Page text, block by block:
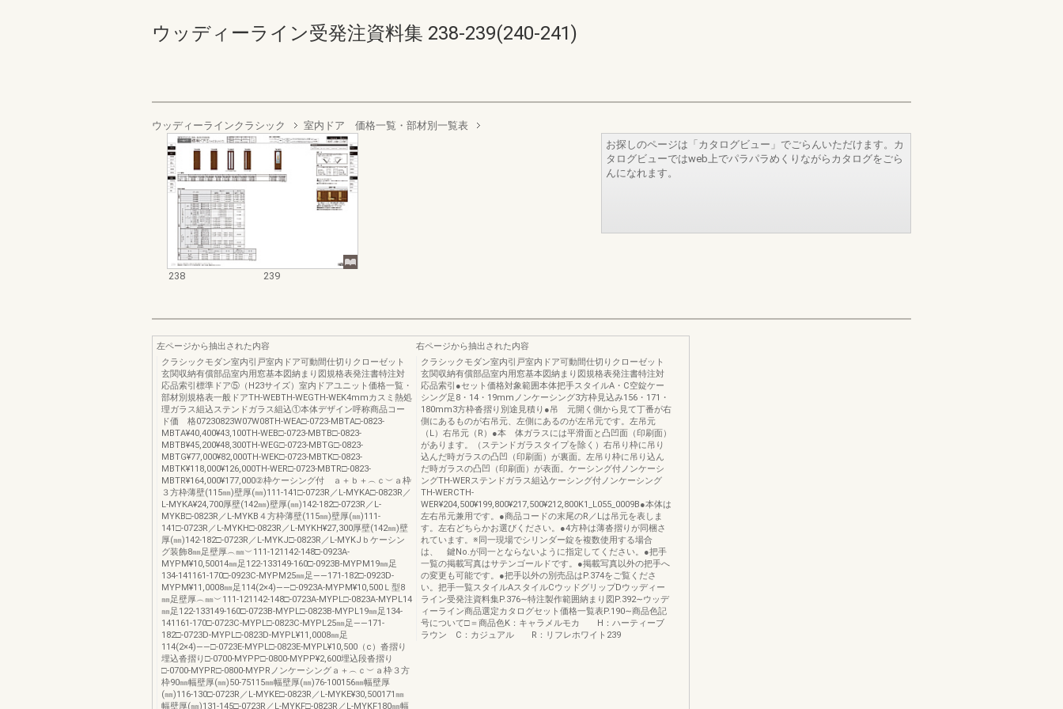
ウッディーライン受発注資料集 238-239(240-241)
ウッディーラインクラシック 室内ドア 価格一覧・部材別一覧表
238 239
お探しのページは「カタログビュー」でごらんいただけます。カ
タログビューではweb上でパラパラめくりながらカタログをごら
んになれます。
左ページから抽出された内容
クラシックモダン室内引戸室内ドア可動間仕切りクローゼット
玄関収納有償部品室内用窓基本図納まり図規格表発注書特注対
応品索引標準ドア⑤（H23サイズ）室内ドアユニット価格一覧・
部材別規格表一般ドアTH-WEBTH-WEGTH-WEK4mmカスミ熱処
理ガラス組込ステンドガラス組込①本体デザイン呼称商品コー
ド価 格07230823W07W08TH-WEA□-0723-MBTA□-0823-
MBTA¥40,400¥43,100TH-WEB□-0723-MBTB□-0823-
MBTB¥45,200¥48,300TH-WEG□-0723-MBTG□-0823-
MBTG¥77,000¥82,000TH-WEK□-0723-MBTK□-0823-
MBTK¥118,000¥126,000TH-WER□-0723-MBTR□-0823-
MBTR¥164,000¥177,000②枠ケーシング付 ａ＋ｂ＋︵ｃ︶ａ枠
３方枠薄壁(115㎜)壁厚(㎜)111-141□-0723R／L-MYKA□-0823R／
L-MYKA¥24,700厚壁(142㎜)壁厚(㎜)142-182□-0723R／L-
MYKB□-0823R／L-MYKB４方枠薄壁(115㎜)壁厚(㎜)111-
141□-0723R／L-MYKH□-0823R／L-MYKH¥27,300厚壁(142㎜)壁
厚(㎜)142-182□-0723R／L-MYKJ□-0823R／L-MYKJｂケーシン
グ装飾8㎜足壁厚︵㎜︶111-121142-148□-0923A-
MYPM¥10,50014㎜足122-133149-160□-0923B-MYPM19㎜足
134-141161-170□-0923C-MYPM25㎜足――171-182□-0923D-
MYPM¥11,0008㎜足114(2×4)――□-0923A-MYPM¥10,500Ｌ型8
㎜足壁厚︵㎜︶111-121142-148□-0723A-MYPL□-0823A-MYPL14
㎜足122-133149-160□-0723B-MYPL□-0823B-MYPL19㎜足134-
141161-170□-0723C-MYPL□-0823C-MYPL25㎜足――171-
182□-0723D-MYPL□-0823D-MYPL¥11,0008㎜足
114(2×4)――□-0723E-MYPL□-0823E-MYPL¥10,500（c）沓摺り
埋込沓摺り□-0700-MYPP□-0800-MYPP¥2,600埋込段沓摺り
□-0700-MYPR□-0800-MYPRノンケーシングａ＋︵ｃ︶ａ枠３方
枠90㎜幅壁厚(㎜)50-75115㎜幅壁厚(㎜)76-100156㎜幅壁厚
(㎜)116-130□-0723R／L-MYKE□-0823R／L-MYKE¥30,500171㎜
幅壁厚(㎜)131-145□-0723R／L-MYKF□-0823R／L-MYKF180㎜幅
右ページから抽出された内容
クラシックモダン室内引戸室内ドア可動間仕切りクローゼット
玄関収納有償部品室内用窓基本図納まり図規格表発注書特注対
応品索引●セット価格対象範囲本体把手スタイルA・C空錠ケー
シング足8・14・19mmノンケーシング3方枠見込み156・171・
180mm3方枠沓摺り別途見積り●吊 元開く側から見て丁番が右
側にあるものが右吊元、左側にあるのが左吊元です。左吊元
（L）右吊元（R）●本 体ガラスには平滑面と凸凹面（印刷面）
があります。（ステンドガラスタイプを除く）右吊り枠に吊り
込んだ時ガラスの凸凹（印刷面）が裏面。左吊り枠に吊り込ん
だ時ガラスの凸凹（印刷面）が表面。ケーシング付ノンケーシ
ングTH-WERステンドガラス組込ケーシング付ノンケーシング
TH-WERCTH-
WER¥204,500¥199,800¥217,500¥212,800K1_L055_0009B●本体は
左右吊元兼用です。●商品コードの末尾のR／Lは吊元を表しま
す。左右どちらかお選びください。●4方枠は薄沓摺りが同梱さ
れています。※同一現場でシリンダー錠を複数使用する場合
は、 鍵No.が同一とならないように指定してください。●把手
一覧の掲載写真はサテンゴールドです。●掲載写真以外の把手へ
の変更も可能です。●把手以外の別売品はP.374をご覧くださ
い。把手一覧スタイルAスタイルCウッドグリップDウッディー
ライン受発注資料集P.376∼特注製作範囲納まり図P.392∼ウッデ
ィーライン商品選定カタログセット価格一覧表P.190∼商品色記
号について□＝商品色K：キャラメルモカ H：ハーティーブ
ラウン C：カジュアル R：リフレホワイト239